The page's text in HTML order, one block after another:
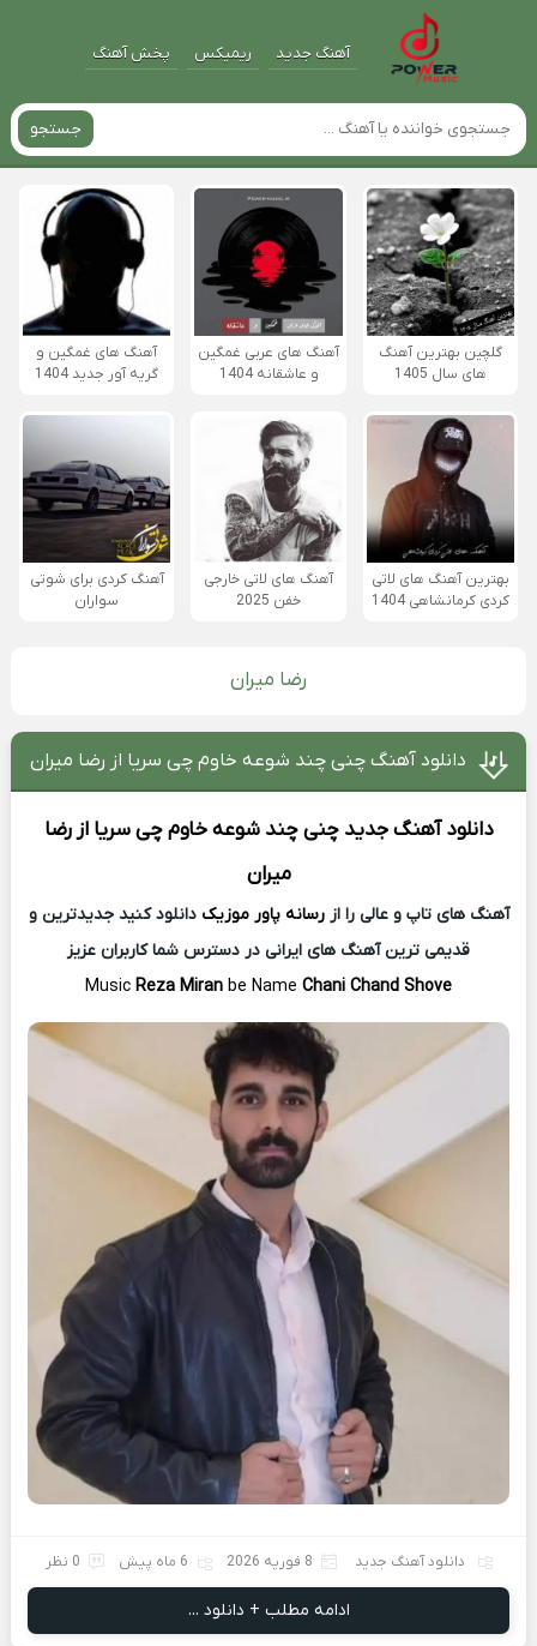
آهنگ جدید ریمیکس پخش آهنگ
جستجو
گلچین بهترین آهنگ
های سال 1405
آهنگ های عربی غمگین
و عاشقانه 1404
آهنگ های غمگین و
گریه آور جدید 1404
بهترین آهنگ های لاتی
کردی کرمانشاهی 1404
آهنگ های لاتی خارجی
خفن 2025
آهنگ کردی برای شوتی
سواران
رضا میران
دانلود آهنگ چنی چند شوعه خاوم چی سریا از رضا میران
دانلود آهنگ جدید چنی چند شوعه خاوم چی سریا ازرضا
میران
آهنگ های تاپ و عالی را ازرسانه پاور موزیک دانلود کنید جدیدترین و
قدیمی ترین آهنگ های ایرانی در دسترس شما کاربران عزیز
Music Reza Miran be Name Chani Chand Shove
دانلود آهنگ جدید 8 فوریه 2026 6 ماه پیش 0 نظر
ادامه مطلب + دانلود ...